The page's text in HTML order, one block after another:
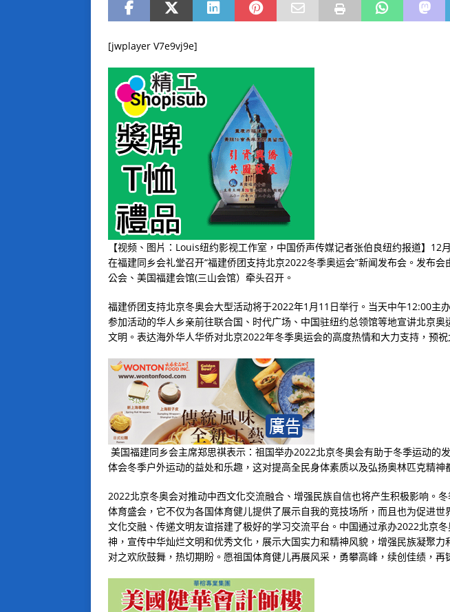
[jwplayer V7e9vj9e]
【视频、图片：Louis纽约影视工作室，中国侨声传媒记者张伯良纽约报道】12月
在福建同乡会礼堂召开“福建侨团支持北京2022冬季奥运会”新闻发布会。发布会
公会、美国福建会馆(三山会馆）牵头召开。
福建侨团支持北京冬奥会大型活动将于2022年1 月11 日举行。当天中午12:00主
参加活动的华人乡亲前往联合国、时代广场、中国驻纽约总领馆等地宣讲北京
文明。表达海外华人华侨对北京2022年冬季奥运会的高度热情和大力支持，预祝
美国福建同乡会主席郑思祺表示：祖国举办2022北京冬奥会有助于冬季运动的
体会冬季户外运动的益处和乐趣，这对提高全民身体素质以及弘扬奥林匹克精神
2022北京冬奥会对推动中西文化交流融合、增强民族自信也将产生积极影响。
体育盛会，它不仅为各国体育健儿提供了展示自我的竞技场所，而且也为促进
文化交融、传递文明友谊搭建了极好的学习交流平台。中国通过承办2022北京
神，宣传中华灿烂文明和优秀文化，展示大国实力和精神风貌，增强民族凝聚
对之欢欣鼓舞，热切期盼。愿祖国体育健儿再展风采，勇攀高峰，续创佳绩，再